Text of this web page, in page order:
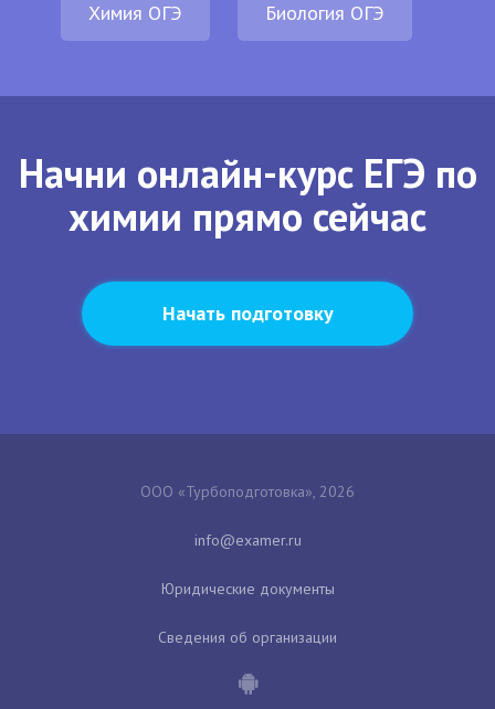
Химия ОГЭ Биология ОГЭ
Начни онлайн-курс ЕГЭ по
химии прямо сейчас
Начать подготовку
ООО «Турбоподготовка», 2026
Юридические документы
Сведения об организации